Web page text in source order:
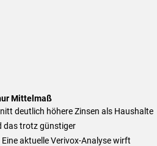
Mittelmaß
deutlich höhere Zinsen als Haushalte
das trotz günstiger
aktuelle Verivox-Analyse wirft